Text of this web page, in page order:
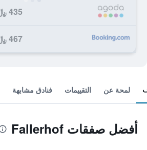
435 ﷼
467 ﷼
لمحة عن التقييمات فنادق مشابهة
أفضل صفقات Fallerhof